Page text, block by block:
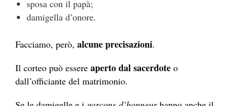
sposa con il papà;
damigella d’onore.
Facciamo, però, alcune precisazioni.
Il corteo può essere aperto dal sacerdote o
dall’officiante del matrimonio.